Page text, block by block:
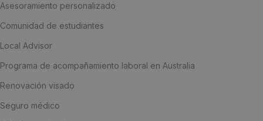
Asesoramiento personalizado
Comunidad de estudiantes
Local Advisor
Programa de acompañamiento laboral en Australia
Renovación visado
Seguro médico